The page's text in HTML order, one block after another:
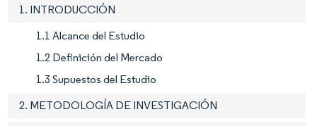
1. INTRODUCCIÓN
1.1 Alcance del Estudio
1.2 Definición del Mercado
1.3 Supuestos del Estudio
2. METODOLOGÍA DE INVESTIGACIÓN